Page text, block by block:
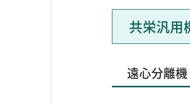
共栄汎用
遠心分離